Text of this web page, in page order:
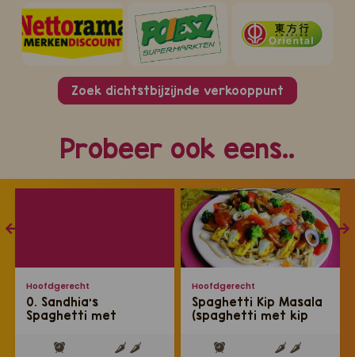
Zoek dichtstbijzijnde verkooppunt
Probeer ook eens..
Hoofdgerecht
0. Sandhia's
Spaghetti met
Hoofdgerecht
Spaghetti Kip Masala
(spaghetti met kip
pastasaus)